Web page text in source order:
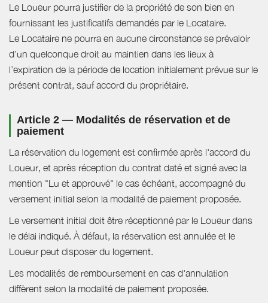
Le Loueur pourra justifier de la propriété de son bien en
fournissant les justificatifs demandés par le Locataire.
Le Locataire ne pourra en aucune circonstance se prévaloir
d’un quelconque droit au maintien dans les lieux à
l’expiration de la période de location initialement prévue sur le
présent contrat, sauf accord du propriétaire.
Article 2 — Modalités de réservation et de
paiement
La réservation du logement est confirmée après l'accord du
Loueur, et après réception du contrat daté et signé avec la
mention "Lu et approuvé" le cas échéant, accompagné du
versement initial selon la modalité de paiement proposée.
Le versement initial doit être réceptionné par le Loueur dans
le délai indiqué. À défaut, la réservation est annulée et le
Loueur peut disposer du logement.
Les modalités de remboursement en cas d'annulation
diffèrent selon la modalité de paiement proposée.